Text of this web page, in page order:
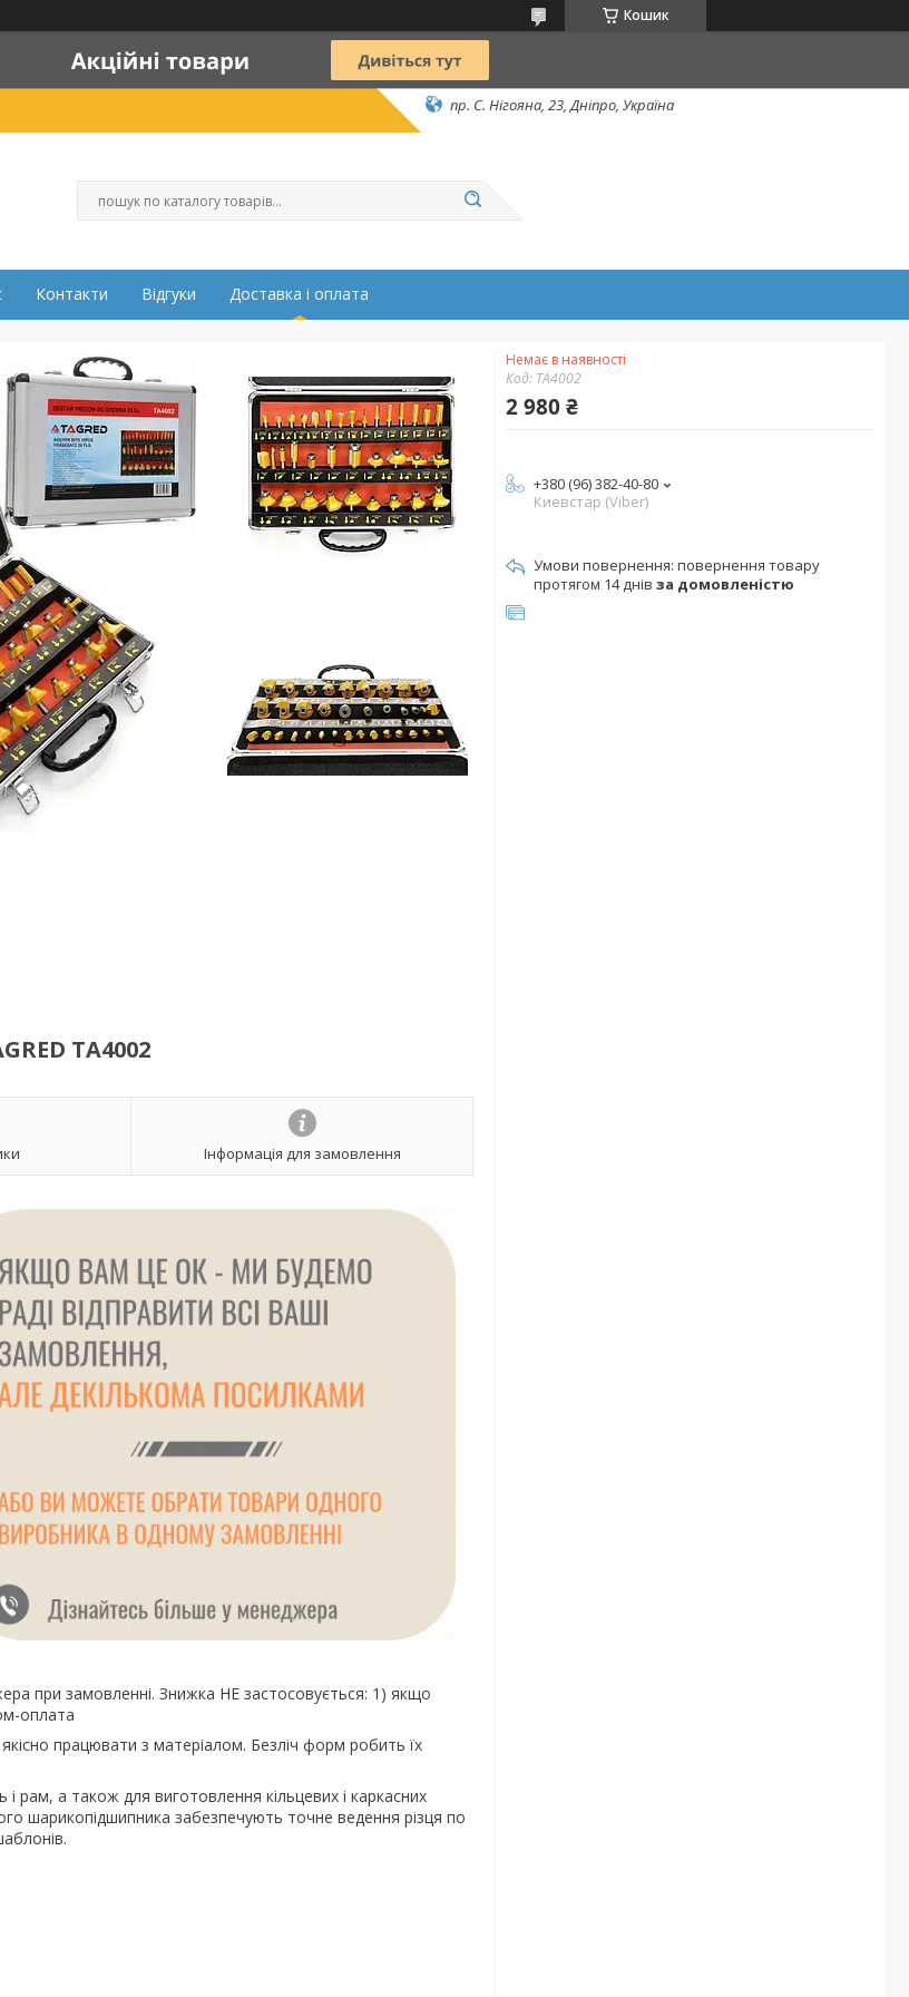
Кошик
пр. С. Нігояна, 23, Дніпро, Україна
Контакти Відгуки Доставка і оплата
TA4002
Інформація для замовлення
при замовленні. Знижка НЕ застосовується: 1) якщо
оплата
працювати з матеріалом. Безліч форм робить їх
рам, а також для виготовлення кільцевих і каркасних
шарикопідшипника забезпечують точне ведення різця по
Немає в наявності
Код: TA4002
2 980 ₴
+380 (96) 382-40-80
Киевстар (Viber)
повернення товару
протягом 14 днів за домовленістю